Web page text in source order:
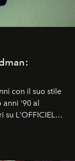
con il suo stile
anni '90 al
L'OFFICIEL